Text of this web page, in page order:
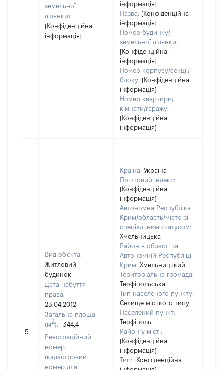
земельної
ділянки):
[Конфіденційна
інформація]
інформація]
Назва: [Конфіденційна
інформація]
Номер будинку/
земельної ділянки:
[Конфіденційна
інформація]
Номер корпусу/секції/
блоку: [Конфіденційна
інформація]
Номер квартири/
кімнати/гаражу:
[Конфіденційна
інформація]
5
Вид об'єкта:
Житловий
будинок
Дата набуття
права:
23.04.2012
Загальна площа
(м2):
344,4
Реєстраційний
номер
(кадастровий
номер для
Країна: Україна
Поштовий індекс:
[Конфіденційна
інформація]
Автономна Республіка
Крим/область/місто зі
спеціальним статусом:
Хмельницька
Район в області та
Автономній Республіці
Крим: Хмельницький
Територіальна громада:
Теофіпольська
Тип населеного пункту:
Селище міського типу
Населений пункт:
Теофіполь
Район у місті:
[Конфіденційна
інформація]
Тип: [Конфіденційна